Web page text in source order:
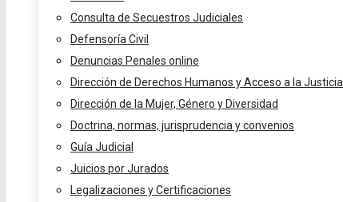
Consulta de Secuestros Judiciales
Defensoría Civil
Denuncias Penales online
Dirección de Derechos Humanos y Acceso a la Justicia
Dirección de la Mujer, Género y Diversidad
Doctrina, normas, jurisprudencia y convenios
Guía Judicial
Juicios por Jurados
Legalizaciones y Certificaciones